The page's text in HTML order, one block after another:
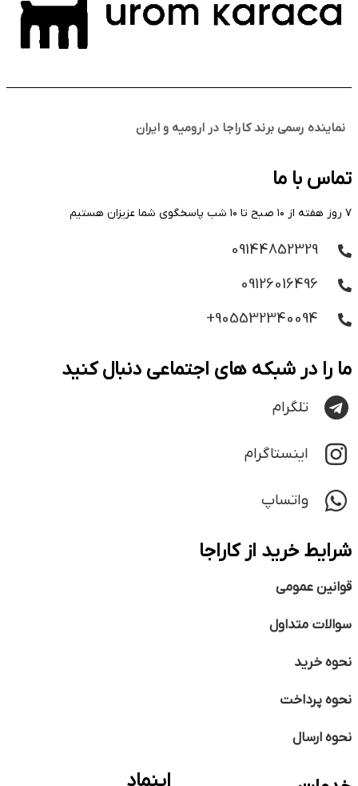
نماینده رسمی برند کاراجا در ارومیه و ایران
تماس با ما
۷ روز هفته از ۱۰ صبح تا ۱۰ شب پاسخگوی شما عزیزان هستیم
09144852329
09126016496
905532340094+
ما را در شبکه های اجتماعی دنبال کنید
تلگرام
اینستاگرام
واتساپ
شرایط خرید از کاراجا
قوانین عمومی
سوالات متداول
نحوه خرید
نحوه پرداخت
نحوه ارسال